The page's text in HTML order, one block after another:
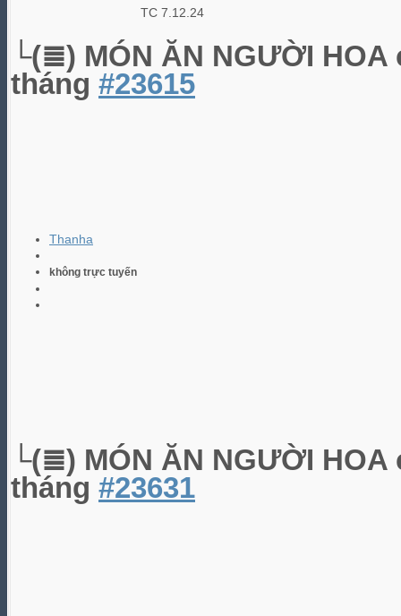
TC 7.12.24
└(≣) MÓN ĂN NGƯỜI HOA
tháng #23615
Thanha
không trực tuyến
└(≣) MÓN ĂN NGƯỜI HOA
tháng #23631